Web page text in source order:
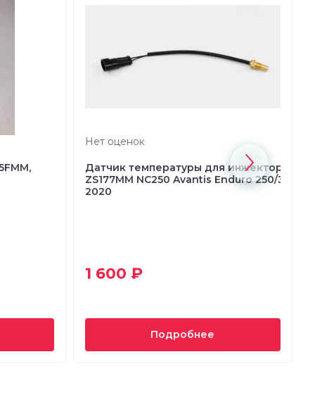
Нет оценок
Датчик температуры для инжектора CS
ZS177MM NC250 Avantis Enduro 250/300
2020
1 600 ₽
Подробнее